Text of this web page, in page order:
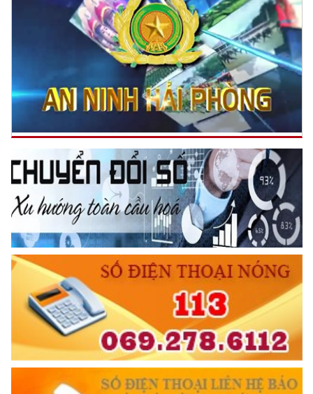
Trích thư Chủ tịch Hồ Chí Minh
gửi Công an Khu XII,
ngày 11 tháng 3 năm 1948.